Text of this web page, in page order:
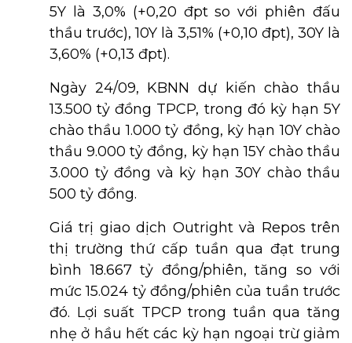
5Y là 3,0% (+0,20 đpt so với phiên đấu
thầu trước), 10Y là 3,51% (+0,10 đpt), 30Y là
3,60% (+0,13 đpt).
Ngày 24/09, KBNN dự kiến chào thầu
13.500 tỷ đồng TPCP, trong đó kỳ hạn 5Y
chào thầu 1.000 tỷ đồng, kỳ hạn 10Y chào
thầu 9.000 tỷ đồng, kỳ hạn 15Y chào thầu
3.000 tỷ đồng và kỳ hạn 30Y chào thầu
500 tỷ đồng.
Giá trị giao dịch Outright và Repos trên
thị trường thứ cấp tuần qua đạt trung
bình 18.667 tỷ đồng/phiên, tăng so với
mức 15.024 tỷ đồng/phiên của tuần trước
đó. Lợi suất TPCP trong tuần qua tăng
nhẹ ở hầu hết các kỳ hạn ngoại trừ giảm